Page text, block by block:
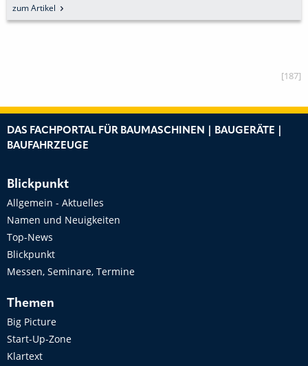
zum Artikel
[187]
DAS FACHPORTAL FÜR BAUMASCHINEN | BAUGERÄTE |
BAUFAHRZEUGE
Blickpunkt
Allgemein - Aktuelles
Namen und Neuigkeiten
Top-News
Blickpunkt
Messen, Seminare, Termine
Themen
Big Picture
Start-Up-Zone
Klartext